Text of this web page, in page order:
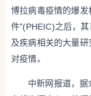
博拉病毒疫情的爆
件”(PHEIC)之后，
及疾病相关的大量
对疫情。
中新网报道，据